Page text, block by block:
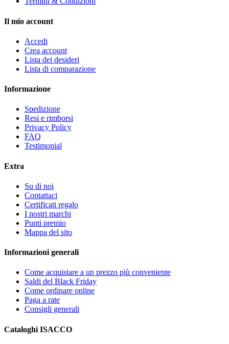
Il mio account
Accedi
Crea account
Lista dei desideri
Lista di comparazione
Informazione
Spedizione
Resi e rimborsi
Privacy Policy
FAQ
Testimonial
Extra
Su di noi
Contattaci
Certificati regalo
I nostri marchi
Punti premio
Mappa del sito
Informazioni generali
Come acquistare a un prezzo più conveniente
Saldi del Black Friday
Come ordinare online
Paga a rate
Consigli generali
Cataloghi ISACCO